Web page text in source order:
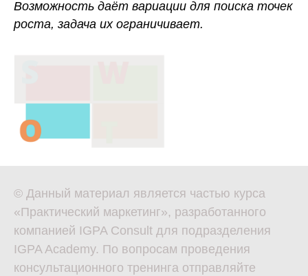
Возможность даёт вариации для поиска точек
роста, задача их ограничивает.
© Данный материал является частью курса
«Практический маркетинг», разработанного
компанией IGPA Consult для подразделения
IGPA Academy. По вопросам проведения
консультационного тренинга отправляйте